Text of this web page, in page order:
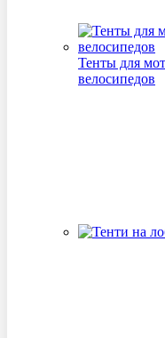
Тенты для
велосипедов